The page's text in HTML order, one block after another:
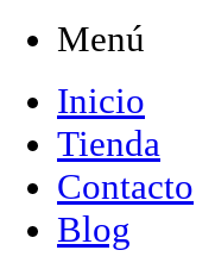
Menú
Inicio
Tienda
Contacto
Blog